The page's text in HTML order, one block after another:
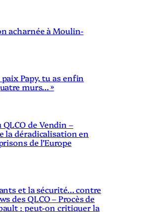
acharnée à Moulin-
paix Papy, tu as enfin
murs… »
QLCO de Vendin –
la déradicalisation en
de l’Europe
et la sécurité… contre
des QLCO – Procès de
: peut-on critiquer la